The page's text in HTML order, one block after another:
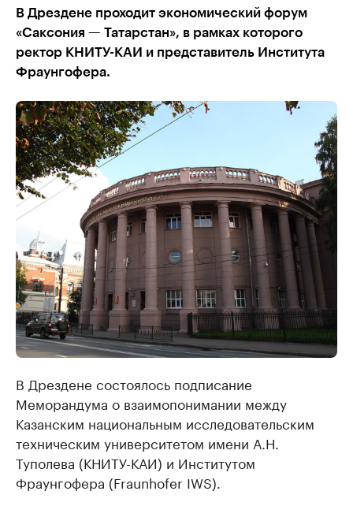
В Дрездене проходит экономический форум
«Саксония — Татарстан», в рамках которого
ректор КНИТУ-КАИ и представитель Института
Фраунгофера.
В Дрездене состоялось подписание
Меморандума о взаимопонимании между
Казанским национальным исследовательским
техническим университетом имени А.Н.
Туполева (КНИТУ-КАИ) и Институтом
Фраунгофера (Fraunhofer IWS).